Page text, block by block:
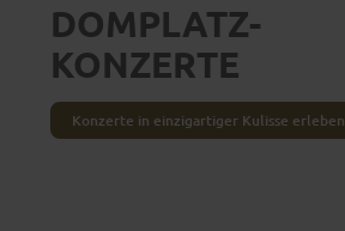
DOM­PLATZ­
KONZERTE
Konzerte in einzigartiger Kulisse erleben